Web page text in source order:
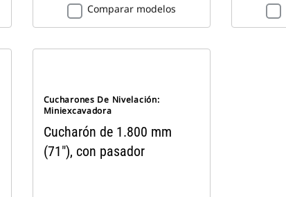
Comparar modelos
Cucharones De Nivelación:
Miniexcavadora
Cucharón de 1.800 mm
(71"), con pasador